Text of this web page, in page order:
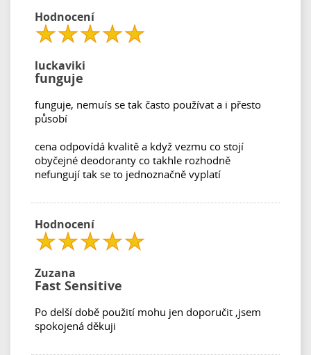
Hodnocení
luckaviki
funguje
funguje, nemuís se tak často používat a i přesto
působí
cena odpovídá kvalitě a když vezmu co stojí
obyčejné deodoranty co takhle rozhodně
nefungují tak se to jednoznačně vyplatí
Hodnocení
Zuzana
Fast Sensitive
Po delší době použití mohu jen doporučit ,jsem
spokojená děkuji